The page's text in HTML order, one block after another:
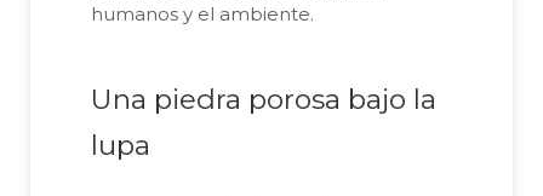
humanos y el ambiente.
Una piedra porosa bajo la
lupa